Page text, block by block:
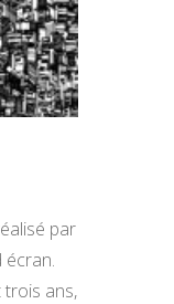
par
trois ans,